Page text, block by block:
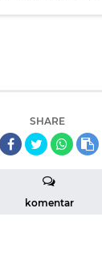
SHARE
komentar